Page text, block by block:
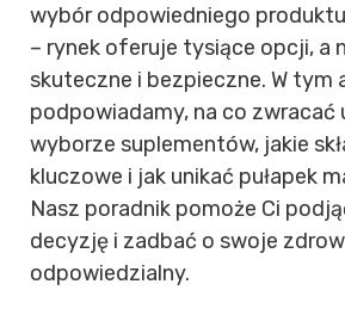
wybór odpowiedniego
– rynek oferuje tysiące opcji, a
skuteczne i bezpieczne. W tym
podpowiadamy, na co zwracać
wyborze suplementów, jakie
kluczowe i jak unikać pułapek
Nasz poradnik pomoże Ci
decyzję i zadbać o swoje
odpowiedzialny.